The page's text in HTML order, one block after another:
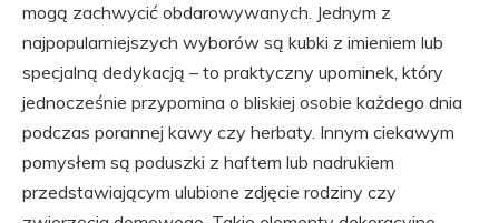
mogą zachwycić obdarowywanych. Jednym z
najpopularniejszych wyborów są kubki z imieniem lub
specjalną dedykacją – to praktyczny upominek, który
jednocześnie przypomina o bliskiej osobie każdego dnia
podczas porannej kawy czy herbaty. Innym ciekawym
pomysłem są poduszki z haftem lub nadrukiem
przedstawiającym ulubione zdjęcie rodziny czy